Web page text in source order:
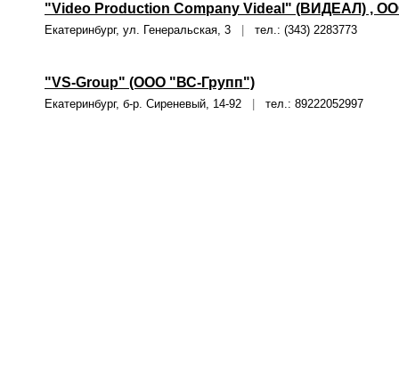
"Video Production Company Videal" (ВИДЕАЛ) ,
Екатеринбург, ул. Генеральская, 3 тел.: (343) 2283773
"VS-Group" (ООО "ВС-Групп")
Екатеринбург, б-р. Сиреневый, 14-92 тел.: 89222052997